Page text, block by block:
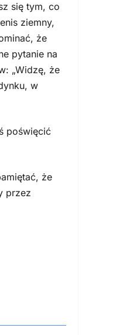
się tym, co
ziemny,
że
pytanie na
„Widzę, że
w
poświęcić
że
przez